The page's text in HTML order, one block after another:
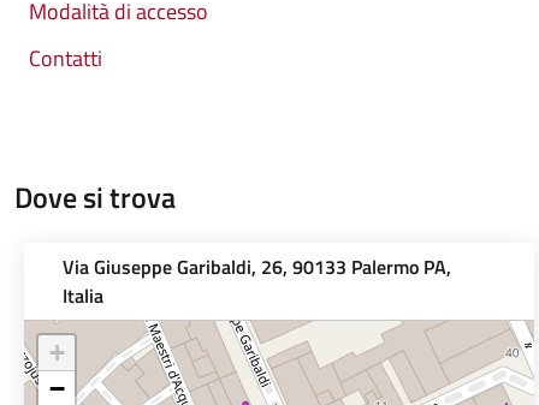
Modalità di accesso
Contatti
Dove si trova
Via Giuseppe Garibaldi, 26, 90133 Palermo PA,
Italia
+
−